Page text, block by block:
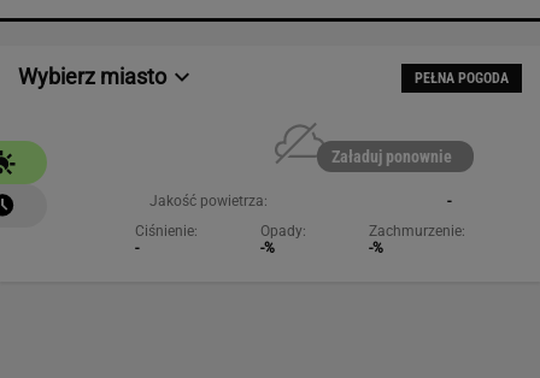
Wybierz miasto PEŁNA POGODA
Załaduj ponownie
Jakość powietrza:
-
Ciśnienie:
-
Opady:
-%
Zachmurzenie:
-%